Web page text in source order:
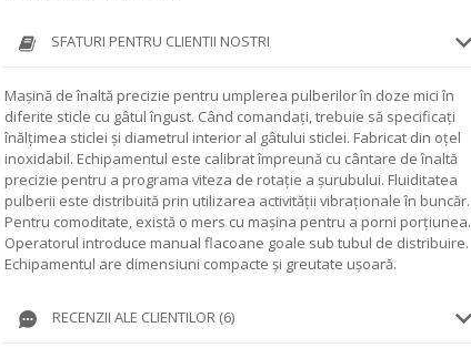
SFATURI PENTRU CLIENTII NOSTRI
Mașină de înaltă precizie pentru umplerea pulberilor în doze mici în
diferite sticle cu gâtul îngust. Când comandați, trebuie să specificați
înălțimea sticlei și diametrul interior al gâtului sticlei. Fabricat din oțel
inoxidabil. Echipamentul este calibrat împreună cu cântare de înaltă
precizie pentru a programa viteza de rotație a șurubului. Fluiditatea
pulberii este distribuită prin utilizarea activității vibraționale în buncăr.
Pentru comoditate, există o mers cu mașina pentru a porni porțiunea.
Operatorul introduce manual flacoane goale sub tubul de distribuire.
Echipamentul are dimensiuni compacte și greutate ușoară.
RECENZII ALE CLIENTILOR (6)